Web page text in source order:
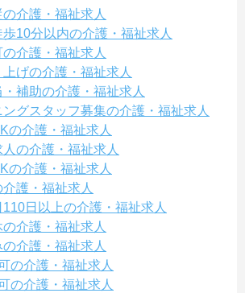
介護・福祉求人
10分以内の介護・福祉求人
介護・福祉求人
げの介護・福祉求人
補助の介護・福祉求人
グスタッフ募集の介護・福祉求人
の介護・福祉求人
の介護・福祉求人
の介護・福祉求人
護・福祉求人
日以上の介護・福祉求人
介護・福祉求人
介護・福祉求人
の介護・福祉求人
の介護・福祉求人